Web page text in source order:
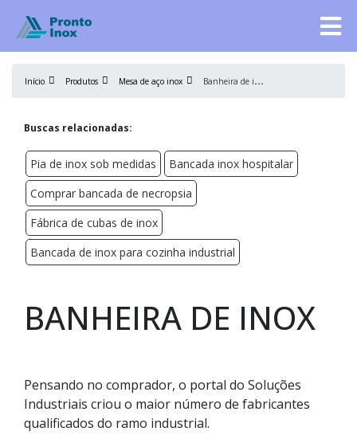
Início Produtos Mesa de aço inox B
anheira de inox
Buscas relacionadas:
Pia de inox sob medidas
Bancada inox hospitalar
Comprar bancada de necropsia
Fábrica de cubas de inox
Bancada de inox para cozinha industrial
BANHEIRA DE INOX
Pensando no comprador, o portal do Soluções
Industriais criou o maior número de fabricantes
qualificados do ramo industrial.